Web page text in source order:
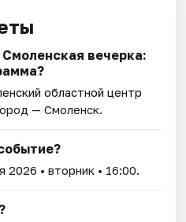
вечерка:
областной центр
— Смоленск.
2026 • вторник • 16:00.